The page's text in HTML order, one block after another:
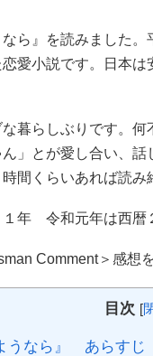
ら』を読みました。
愛小説です。日本
暮らしぶりです。何
」とが愛し合い、
間くらいあれば読み
年 令和元年は西暦
Comment＞感想
目次 [
うなら』 あらすじ